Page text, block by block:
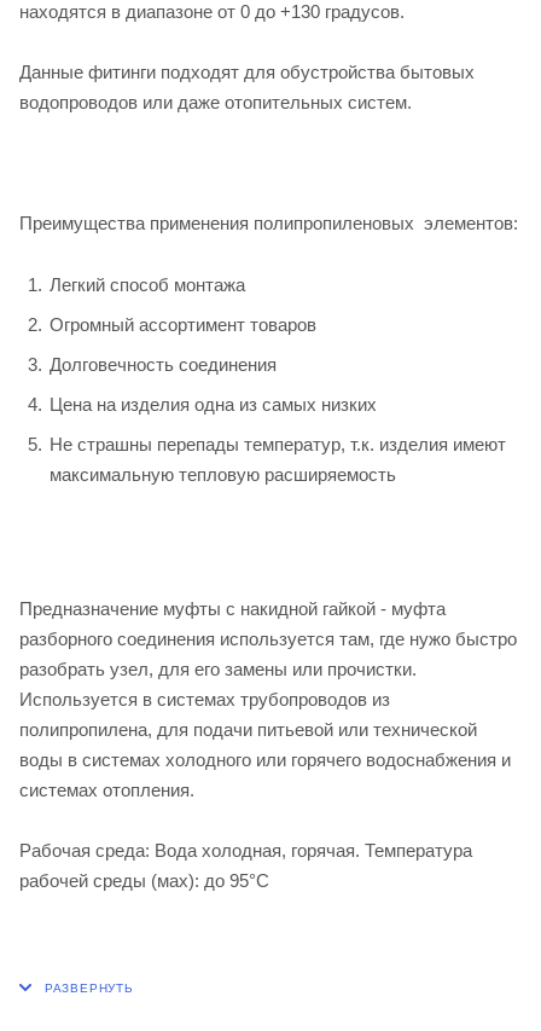
находятся в диапазоне от 0 до +130 градусов.
Данные фитинги подходят для обустройства бытовых
водопроводов или даже отопительных систем.
Преимущества применения полипропиленовых элементов:
Легкий способ монтажа
Огромный ассортимент товаров
Долговечность соединения
Цена на изделия одна из самых низких
Не страшны перепады температур, т.к. изделия имеют
максимальную тепловую расширяемость
Предназначение муфты с накидной гайкой - муфта
разборного соединения используется там, где нужо быстро
разобрать узел, для его замены или прочистки.
Используется в системах трубопроводов из
полипропилена, для подачи питьевой или технической
воды в системах холодного или горячего водоснабжения и
системах отопления.
Рабочая среда: Вода холодная, горячая. Температура
рабочей среды (мах): до 95°С